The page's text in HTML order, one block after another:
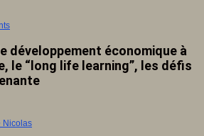
développement économique à
le “long life learning”, les défis
Nicolas